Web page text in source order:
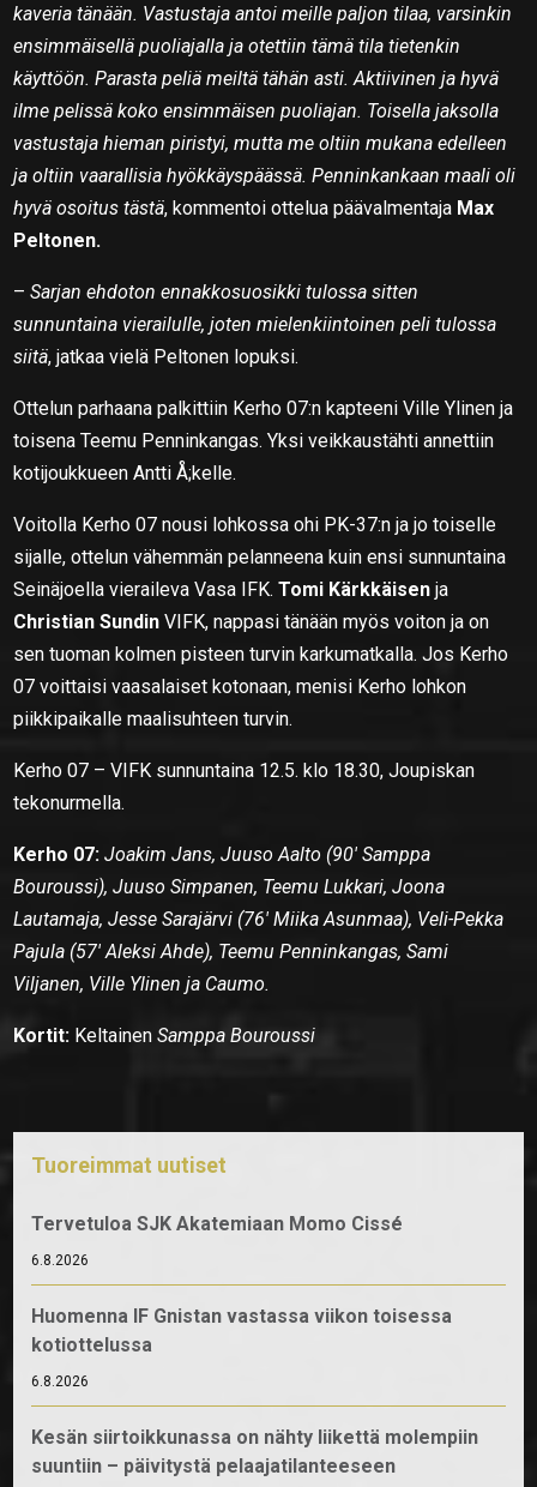
kaveria tänään. Vastustaja antoi meille paljon tilaa, varsinkin
ensimmäisellä puoliajalla ja otettiin tämä tila tietenkin
käyttöön. Parasta peliä meiltä tähän asti. Aktiivinen ja hyvä
ilme pelissä koko ensimmäisen puoliajan. Toisella jaksolla
vastustaja hieman piristyi, mutta me oltiin mukana edelleen
ja oltiin vaarallisia hyökkäyspäässä. Penninkankaan maali oli
hyvä osoitus tästä, kommentoi ottelua päävalmentaja Max
Peltonen.
–Sarjan ehdoton ennakkosuosikki tulossa sitten
sunnuntaina vierailulle, joten mielenkiintoinen peli tulossa
siitä, jatkaa vielä Peltonen lopuksi.
Ottelun parhaana palkittiin Kerho 07:n kapteeni Ville Ylinen ja
toisena Teemu Penninkangas. Yksi veikkaustähti annettiin
kotijoukkueen Antti Å;kelle.
Voitolla Kerho 07 nousi lohkossa ohi PK-37:n ja jo toiselle
sijalle, ottelun vähemmän pelanneena kuin ensi sunnuntaina
Seinäjoella vieraileva Vasa IFK.Tomi Kärkkäisen ja
Christian Sundin VIFK, nappasi tänään myös voiton ja on
sen tuoman kolmen pisteen turvin karkumatkalla. Jos Kerho
07 voittaisi vaasalaiset kotonaan, menisi Kerho lohkon
piikkipaikalle maalisuhteen turvin.
Kerho 07 – VIFK sunnuntaina 12.5. klo 18.30, Joupiskan
tekonurmella.
Kerho 07: Joakim Jans, Juuso Aalto (90′ Samppa
Bouroussi), Juuso Simpanen, Teemu Lukkari, Joona
Lautamaja, Jesse Sarajärvi (76′ Miika Asunmaa), Veli-Pekka
Pajula (57′ Aleksi Ahde), Teemu Penninkangas, Sami
Viljanen, Ville Ylinen ja Caumo.
Kortit: KeltainenSamppa Bouroussi
Tuoreimmat uutiset
Tervetuloa SJK Akatemiaan Momo Cissé
6.8.2026
Huomenna IF Gnistan vastassa viikon toisessa
kotiottelussa
6.8.2026
Kesän siirtoikkunassa on nähty liikettä molempiin
suuntiin – päivitystä pelaajatilanteeseen